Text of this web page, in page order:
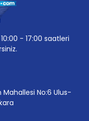
- 17:00 saatleri
No:6 Ulus-